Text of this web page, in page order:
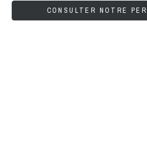
CONSULTER NOTRE